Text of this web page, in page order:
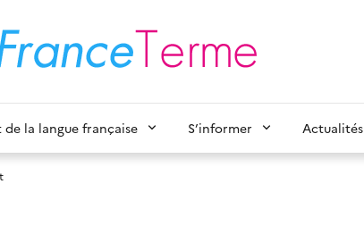
de la langue française S’informer Actualités